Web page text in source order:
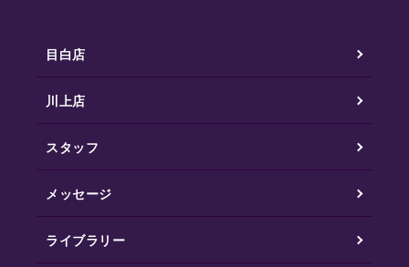
目白店
川上店
スタッフ
メッセージ
ライブラリー